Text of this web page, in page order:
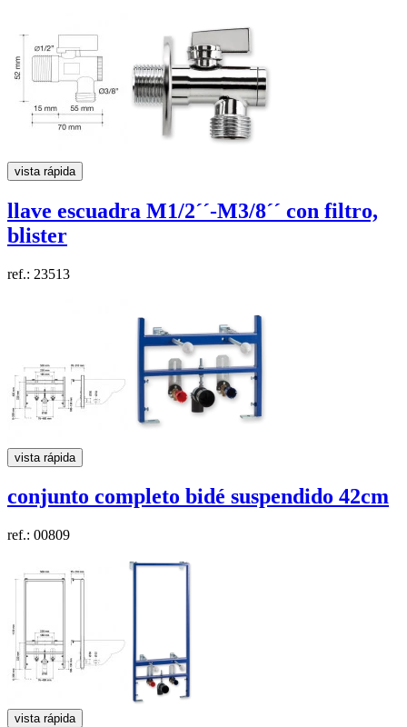
vista rápida
llave escuadra M1/2´´-M3/8´´ con filtro,
blister
ref.: 23513
vista rápida
conjunto completo bidé suspendido 42cm
ref.: 00809
vista rápida